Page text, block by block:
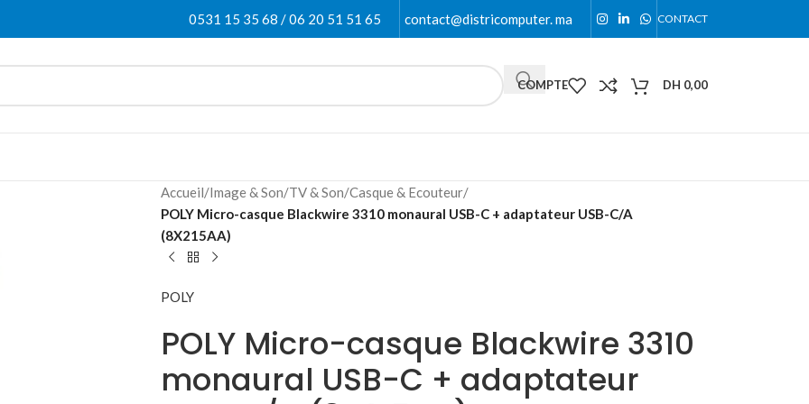
0531 15 35 68 / 06 20 51 51 65 contact@districomputer. ma CONTACT
COMPTE DH 0,00
Accueil/Image & Son/TV & Son/Casque & Ecouteur/
POLY Micro-casque Blackwire 3310 monaural USB-C + adaptateur USB-C/A
(8X215AA)
POLY
POLY Micro-casque Blackwire 3310
monaural USB-C + adaptateur